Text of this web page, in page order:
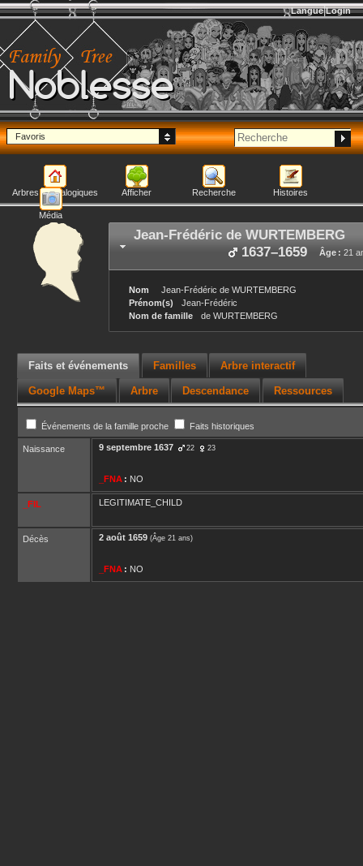
Noblesse
Langue Login
Favoris
Arbres généalogiques Afficher Recherche Histoires
Média
Jean-Frédéric de WURTEMBERG
Âge : 21
1637–1659
Nom Jean-Frédéric de WURTEMBERG
Prénom(s)
Jean-Frédéric
Nom de famille
de WURTEMBERG
Faits et événements Familles Arbre interactif
Google Maps™ Arbre Descendance Ressources
Événements de la famille proche Faits historiques
Naissance 9 septembre 1637 22 23
_FNA : NO
_FIL LEGITIMATE_CHILD
Décès 2 août 1659 (Âge 21 ans)
_FNA : NO